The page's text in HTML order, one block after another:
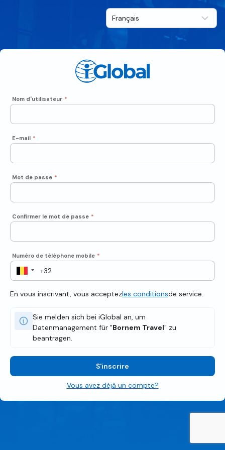
Nom d'utilisateur *
E-mail *
Mot de passe *
Confirmer le mot de passe *
Numéro de téléphone mobile *
En vous inscrivant, vous acceptezles conditionsde service.
Sie melden sich bei iGlobal an, um
Datenmanagement für "Bornem Travel" zu
beantragen.
S'inscrire
Vous avez déjà un compte?